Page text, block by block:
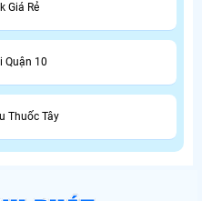
Giá Rẻ
Quận 10
Thuốc Tây